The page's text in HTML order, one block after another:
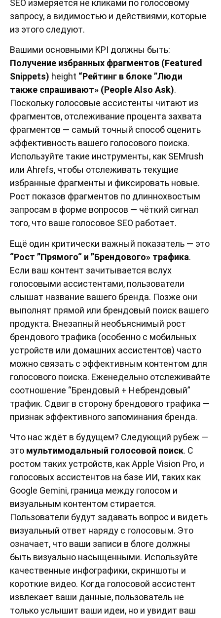
SEO измеряется не кликами по голосовому
запросу, а видимостью и действиями, которые
из этого следуют.
Вашими основными KPI должны быть:
Получение избранных фрагментов (Featured
Snippets) height “Рейтинг в блоке ”Люди
также спрашивают» (People Also Ask).
Поскольку голосовые ассистенты читают из
фрагментов, отслеживание процента захвата
фрагментов — самый точный способ оценить
эффективность вашего голосового поиска.
Используйте такие инструменты, как SEMrush
или Ahrefs, чтобы отслеживать текущие
избранные фрагменты и фиксировать новые.
Рост показов фрагментов по длиннохвостым
запросам в форме вопросов — чёткий сигнал
того, что ваше голосовое SEO работает.
Ещё один критически важный показатель — это
“Рост ”Прямого“ и ”Брендового» трафика.
Если ваш контент зачитывается вслух
голосовыми ассистентами, пользователи
слышат название вашего бренда. Позже они
выполнят прямой или брендовый поиск вашего
продукта. Внезапный необъяснимый рост
брендового трафика (особенно с мобильных
устройств или домашних ассистентов) часто
можно связать с эффективным контентом для
голосового поиска. Еженедельно отслеживайте
соотношение “Брендовый + Небрендовый”
трафик. Сдвиг в сторону брендового трафика —
признак эффективного запоминания бренда.
Что нас ждёт в будущем? Следующий рубеж —
это мультимодальный голосовой поиск. С
ростом таких устройств, как Apple Vision Pro, и
голосовых ассистентов на базе ИИ, таких как
Google Gemini, граница между голосом и
визуальным контентом стирается.
Пользователи будут задавать вопрос и видеть
визуальный ответ наряду с голосовым. Это
означает, что ваши записи в блоге должны
быть визуально насыщенными. Используйте
качественные инфографики, скриншоты и
короткие видео. Когда голосовой ассистент
извлекает ваши данные, пользователь не
только услышит ваши идеи, но и увидит ваш